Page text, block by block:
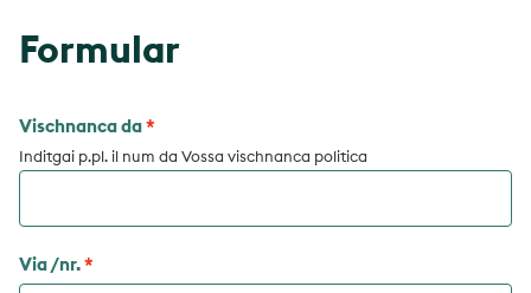
Formular
Vischnanca da
Inditgai p.pl. il num da Vossa vischnanca politica
Via /nr.